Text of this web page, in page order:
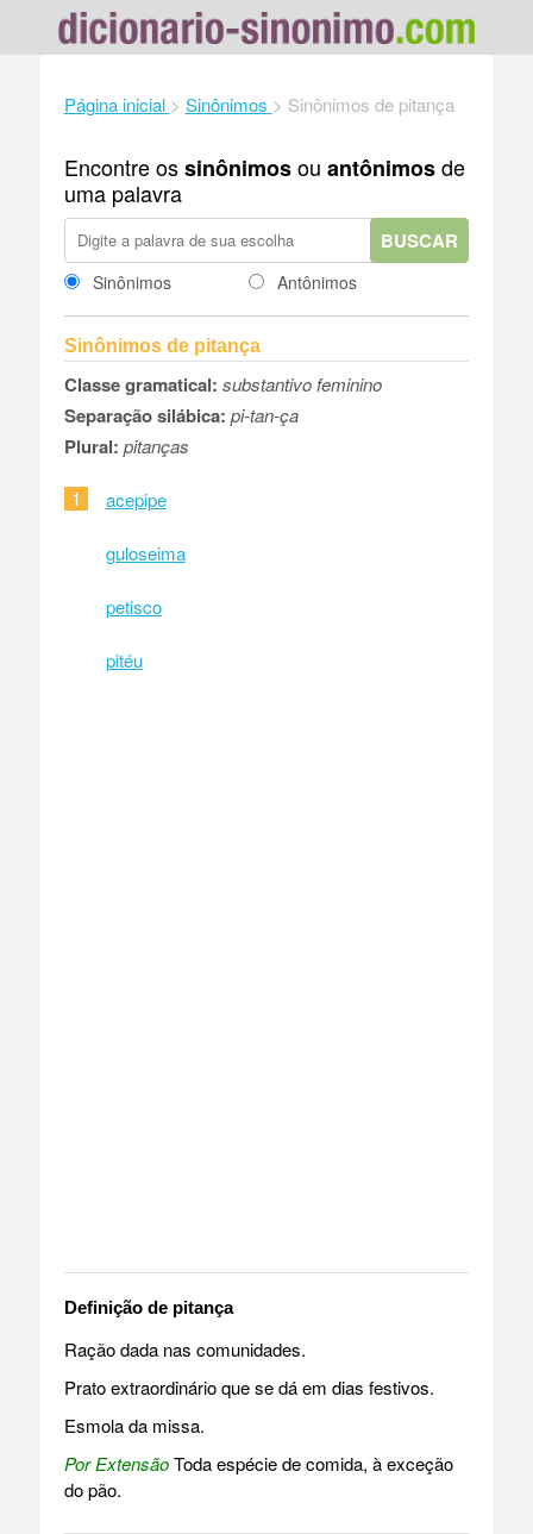
Página inicial > Sinônimos > Sinônimos de pitança
Encontre ossinônimosou antônimosde
uma palavra
BUSCAR
Sinônimos Antônimos
Sinônimos de pitança
Classe gramatical: substantivo feminino
Separação silábica: pi-tan-ça
Plural: pitanças
1 acepipe
guloseima
petisco
pitéu
Definição de pitança
Ração dada nas comunidades.
Prato extraordinário que se dá em dias festivos.
Esmola da missa.
Por ExtensãoToda espécie de comida, à exceção
do pão.